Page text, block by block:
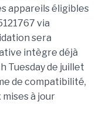
appareils éligibles
via
sera
intègre déjà
Tuesday de juillet
de compatibilité,
à jour